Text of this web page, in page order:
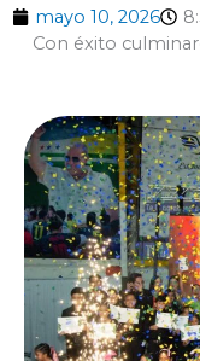
mayo 10, 2026
Con éxito